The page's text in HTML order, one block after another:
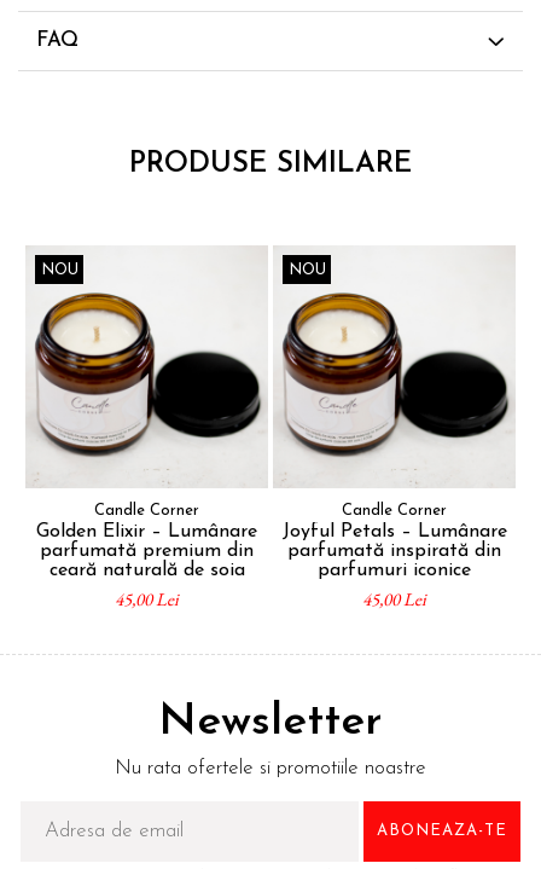
FAQ
PRODUSE SIMILARE
NOU
Candle Corner
Golden Elixir – Lumânare
parfumată premium din
ceară naturală de soia
45,00 Lei
NOU
Candle Corner
Joyful Petals – Lumânare
parfumată inspirată din
parfumuri iconice
45,00 Lei
Newsletter
Nu rata ofertele si promotiile noastre